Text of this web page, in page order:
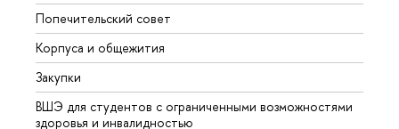
Попечительский совет
Корпуса и общежития
Закупки
ВШЭ для студентов с ограниченными возможностями
здоровья и инвалидностью